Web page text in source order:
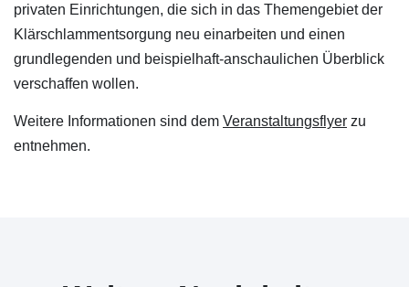
privaten Einrichtungen, die sich in das Themengebiet der
Klärschlammentsorgung neu einarbeiten und einen
grundlegenden und beispielhaft-anschaulichen Überblick
verschaffen wollen.
Weitere Informationen sind dem Veranstaltungsflyer zu
entnehmen.